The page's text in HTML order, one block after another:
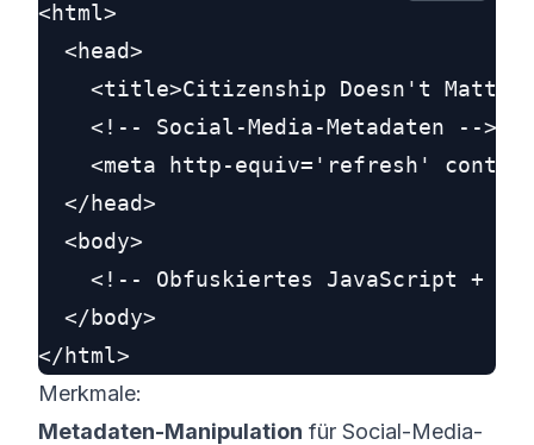
<html>
  <head>
<title>Citizenship Doesn't
    <!-- Social-Media-Metadaten -->
<meta http-equiv='refresh'
  </head>
  <body>
<!-- Obfuskiertes JavaScript +
  </body>
Merkmale:
Metadaten-Manipulation für Social-Media-